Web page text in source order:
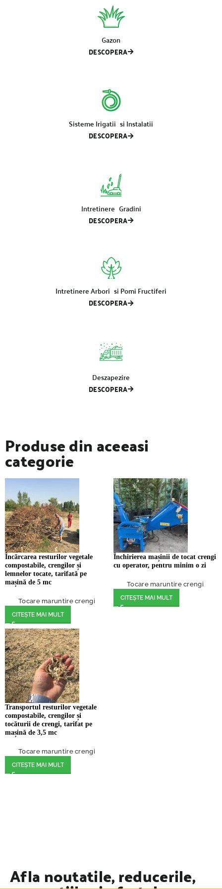
Gazon
DESCOPERA
Sisteme Irigatii si Instalatii
DESCOPERA
Intretinere Gradini
DESCOPERA
Intretinere Arbori si Pomi Fructiferi
DESCOPERA
Deszapezire
DESCOPERA
Produse din aceeasi
categorie
Încărcarea resturilor vegetale
compostabile, crengilor și
lemnelor tocate, tarifată pe
mașină de 5 mc
Tocare maruntire crengi
CITEȘTE MAI MULT
Închirierea mașinii de tocat crengi
cu operator, pentru minim o zi
Tocare maruntire crengi
CITEȘTE MAI MULT
Transportul resturilor vegetale
compostabile, crengilor și
tocăturii de crengi, tarifat pe
mașină de 3,5 mc
Tocare maruntire crengi
CITEȘTE MAI MULT
Afla noutatile, reducerile,